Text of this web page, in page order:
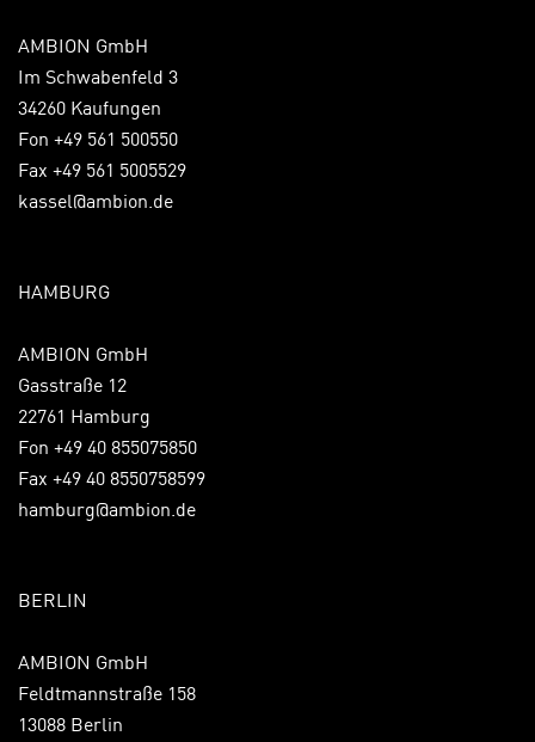
AMBION GmbH
Im Schwabenfeld 3
34260 Kaufungen
Fon +49 561 500550
Fax +49 561 5005529
kassel@ambion.de
HAMBURG
AMBION GmbH
Gasstraße 12
22761 Hamburg
Fon +49 40 855075850
Fax +49 40 8550758599
hamburg@ambion.de
BERLIN
AMBION GmbH
Feldtmannstraße 158
13088 Berlin